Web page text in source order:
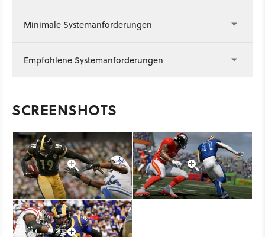
Minimale Systemanforderungen
Empfohlene Systemanforderungen
SCREENSHOTS